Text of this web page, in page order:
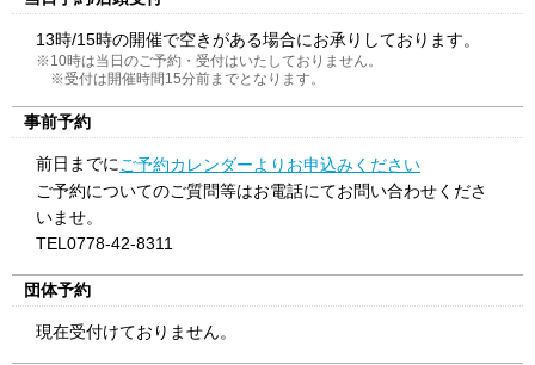
13時/15時の開催で空きがある場合にお承りしております。
※10時は当日のご予約・受付はいたしておりません。
※受付は開催時間15分前までとなります。
事前予約
前日までにご予約カレンダーよりお申込みください
ご予約についてのご質問等はお電話にてお問い合わせくださ
いませ。
TEL0778-42-8311
団体予約
現在受付けておりません。